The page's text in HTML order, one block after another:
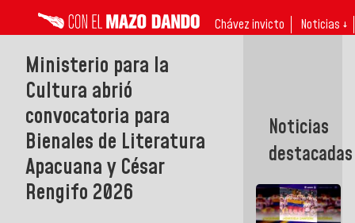
Chávez invicto Noticias ↓
Ministerio para la
Cultura abrió
convocatoria para
Bienales de Literatura
Apacuana y César
Rengifo 2026
Noticias
destacadas